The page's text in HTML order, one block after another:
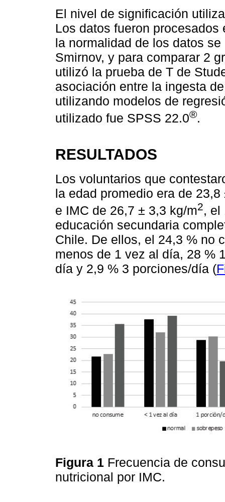
El nivel de significación
Los datos fueron
la normalidad de los datos
Smirnov, y para comparar 2
utilizó la prueba de T de
asociación entre la ingesta
utilizando modelos de
utilizado fue SPSS 22.0®.
RESULTADOS
Los voluntarios que
la edad promedio era de
e IMC de 26,7 ± 3,3 kg/m2, el
educación secundaria
Chile. De ellos, el 24,3 % no
menos de 1 vez al día, 28 %
día y 2,9 % 3 porciones/día (
Figura 1 Frecuencia de
nutricional por IMC.